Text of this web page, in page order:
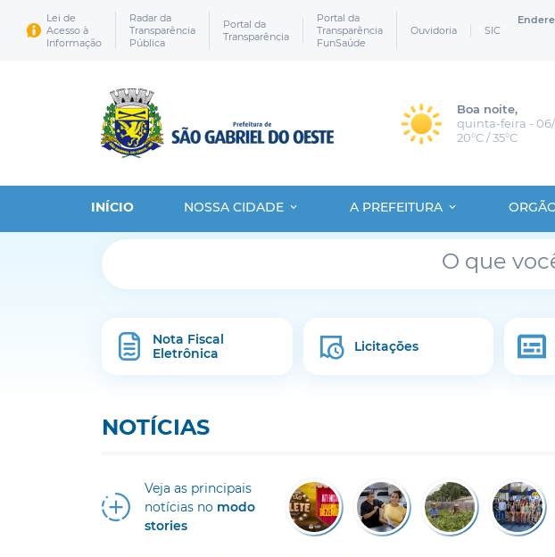
Lei de
Acesso à
Informação
Radar da
Transparência
Pública
Portal da
Transparência
Portal da
Transparência
FunSaúde
Ouvidoria SIC
Boa noite,
quinta-feira -
20°C / 35°C
INÍCIO NOSSA CIDADE A PREFEITURA
Nota Fiscal
Eletrônica
Licitações
NOTÍCIAS
Veja as principais
notícias no modo
stories